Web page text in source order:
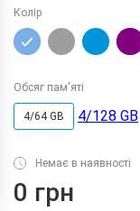
Колір
Обсяг пам'яті
4/64 GB 4/128 GB
Немає в наявності
0 грн